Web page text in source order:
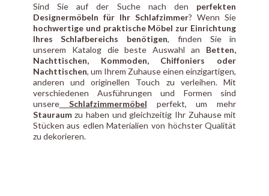
Sind Sie auf der Suche nach den perfekten
Designermöbeln für Ihr Schlafzimmer? Wenn Sie
hochwertige und praktische Möbel zur Einrichtung
Ihres Schlafbereichs benötigen, finden Sie in
unserem Katalog die beste Auswahl an Betten,
Nachttischen, Kommoden, Chiffoniers oder
Nachttischen, um Ihrem Zuhause einen einzigartigen,
anderen und originellen Touch zu verleihen. Mit
verschiedenen Ausführungen und Formen sind
unsereSchlafzimmermöbel perfekt, um mehr
Stauraumzu haben und gleichzeitig Ihr Zuhause mit
Stücken aus edlen Materialien von höchster Qualität
zu dekorieren.